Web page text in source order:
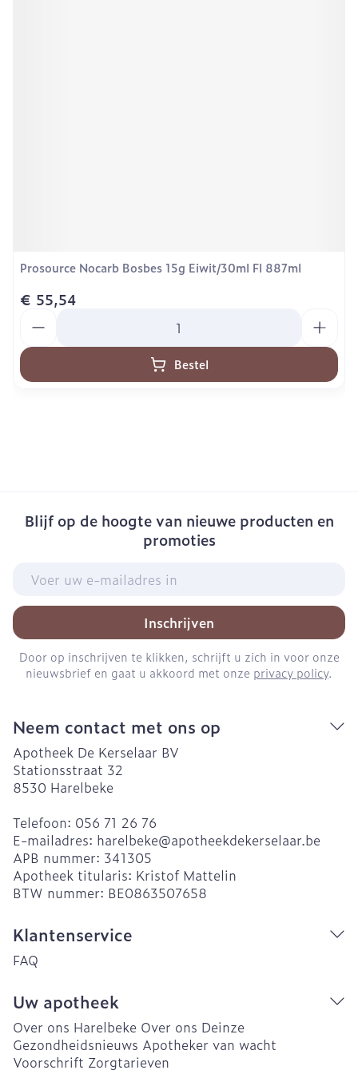
Prosource Nocarb Bosbes 15g Eiwit/30ml Fl 887ml
€ 55,54
Bestel
Blijf op de hoogte van nieuwe producten en
promoties
Inschrijven
Door op inschrijven te klikken, schrijft u zich in voor onze
nieuwsbrief en gaat u akkoord met onze privacy policy.
Neem contact met ons op
Apotheek De Kerselaar BV
Stationsstraat 32
8530 Harelbeke
Telefoon: 056 71 26 76
E-mailadres: harelbeke@apotheekdekerselaar.be
APB nummer: 341305
Apotheek titularis: Kristof Mattelin
BTW nummer: BE0863507658
Klantenservice
FAQ
Uw apotheek
Over ons Harelbeke Over ons Deinze
Gezondheidsnieuws Apotheker van wacht
Voorschrift Zorgtarieven